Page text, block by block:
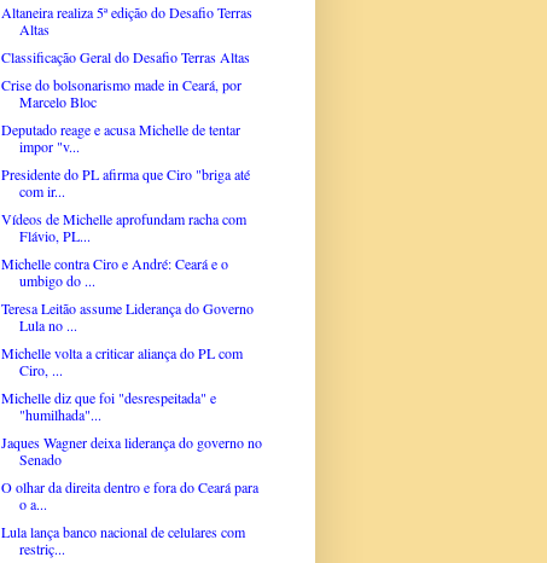
Altaneira realiza 5ª edição do Desafio Terras
Altas
Classificação Geral do Desafio Terras Altas
Crise do bolsonarismo made in Ceará, por
Marcelo Bloc
Deputado reage e acusa Michelle de tentar
impor "v...
Presidente do PL afirma que Ciro "briga até
com ir...
Vídeos de Michelle aprofundam racha com
Flávio, PL...
Michelle contra Ciro e André: Ceará e o
umbigo do ...
Teresa Leitão assume Liderança do Governo
Lula no ...
Michelle volta a criticar aliança do PL com
Ciro, ...
Michelle diz que foi "desrespeitada" e
"humilhada"...
Jaques Wagner deixa liderança do governo no
Senado
O olhar da direita dentro e fora do Ceará para
o a...
Lula lança banco nacional de celulares com
restriç...